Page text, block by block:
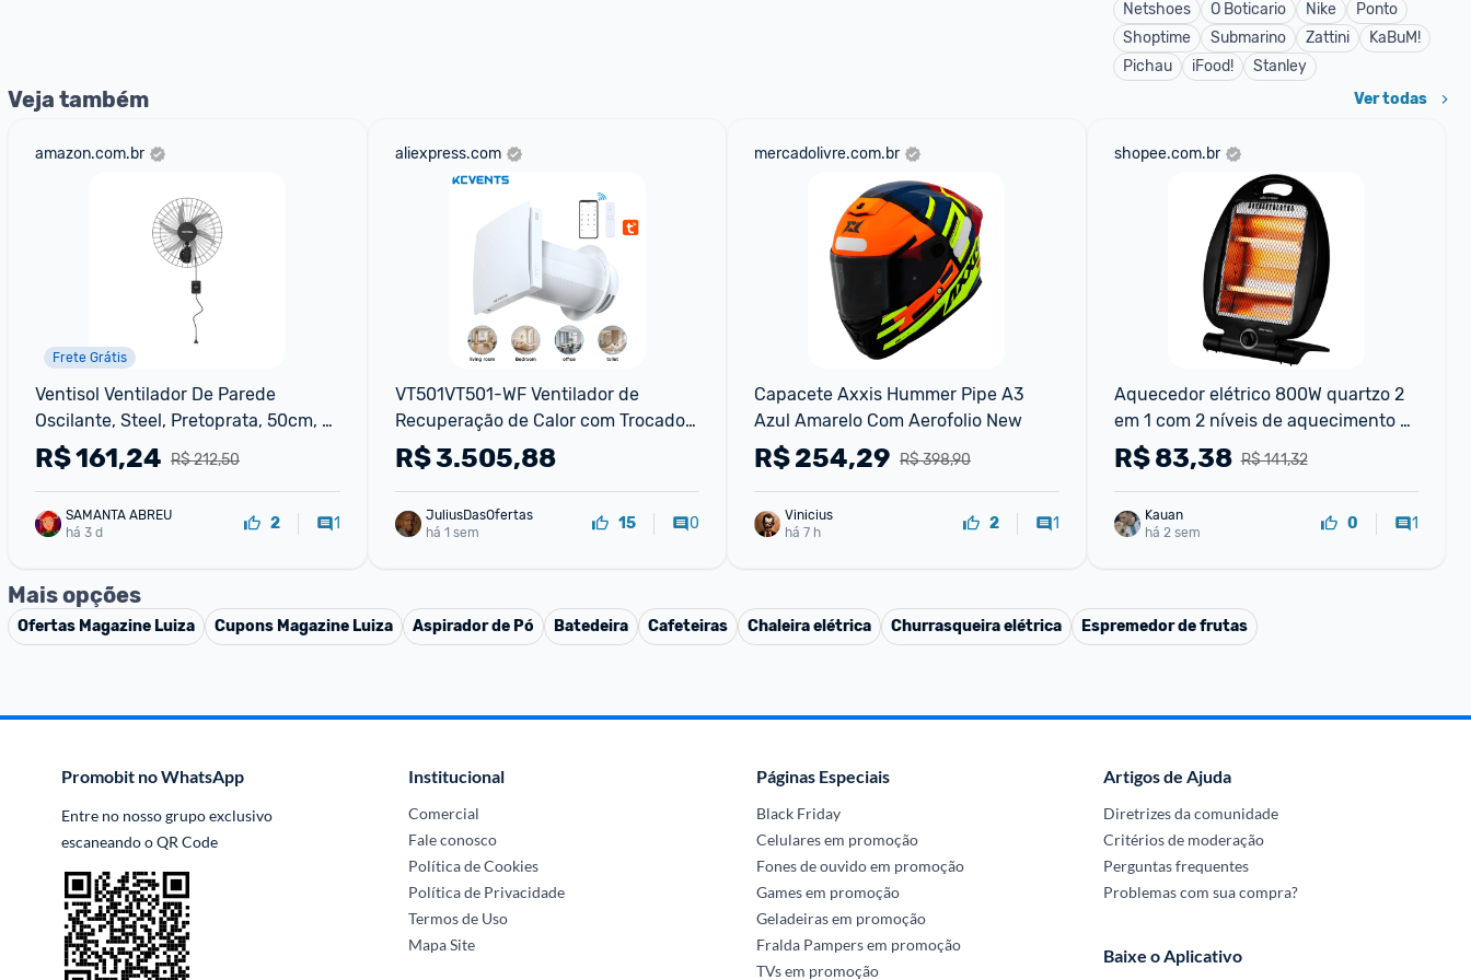
Netshoes
O Boticario Nike
Ponto
Shoptime
Submarino Zattini
KaBuM!
Pichau
iFood! Stanley
Veja também Ver todas
amazon.com.br
Frete Grátis
Ventisol Ventilador De Parede
Oscilante, Steel, Pretoprata, 50cm,
Bivolt
R$ 212,50
R$161,24
SAMANTA ABREU
há 3 d
2 1
aliexpress.com
VT501VT501-WF Ventilador de
Recuperação de Calor com Trocador
Cerâmico Sistema de Ar Fresco de
Parede com WiFiCont
R$3.505,88
JuliusDasOfertas
há 1 sem
15 0
mercadolivre.com.br
Capacete Axxis Hummer Pipe A3
Azul Amarelo Com Aerofolio New
R$ 398,90
R$254,29
Vinicius
há 7 h
2 1
shopee.com.br
Aquecedor elétrico 800W quartzo 2
em 1 com 2 níveis de aquecimento
AQ02I - Ventisol
R$ 141,32
R$83,38
Kauan
há 2 sem
0 1
Mais opções
Ofertas Magazine Luiza Cupons Magazine Luiza Aspirador de Pó Batedeira Cafeteiras Chaleira elétrica Churrasqueira elétrica Espremedor de frutas
Promobit no WhatsApp
Entre no nosso grupo exclusivo
escaneando o QR Code
Institucional
Comercial
Fale conosco
Política de Cookies
Política de Privacidade
Termos de Uso
Mapa Site
Páginas Especiais
Black Friday
Celulares em promoção
Fones de ouvido em promoção
Games em promoção
Geladeiras em promoção
Fralda Pampers em promoção
TVs em promoção
Artigos de Ajuda
Diretrizes da comunidade
Critérios de moderação
Perguntas frequentes
Problemas com sua compra?
Baixe o Aplicativo